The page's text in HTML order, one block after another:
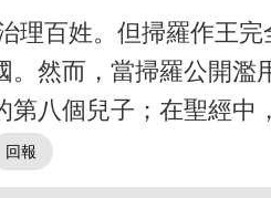
理百姓。但掃羅作王
然而，當掃羅公開濫
八個兒子；在聖經中